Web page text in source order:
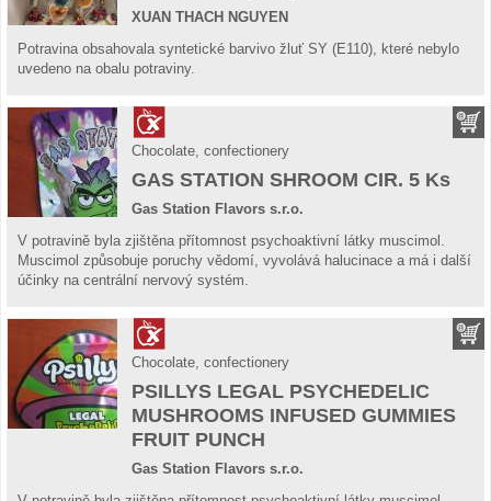
XUAN THACH NGUYEN
Potravina obsahovala syntetické barvivo žluť SY (E110), které nebylo
uvedeno na obalu potraviny.
Chocolate, confectionery
GAS STATION SHROOM CIR. 5 Ks
Gas Station Flavors s.r.o.
V potravině byla zjištěna přítomnost psychoaktivní látky muscimol.
Muscimol způsobuje poruchy vědomí, vyvolává halucinace a má i další
účinky na centrální nervový systém.
Chocolate, confectionery
PSILLYS LEGAL PSYCHEDELIC
MUSHROOMS INFUSED GUMMIES
FRUIT PUNCH
Gas Station Flavors s.r.o.